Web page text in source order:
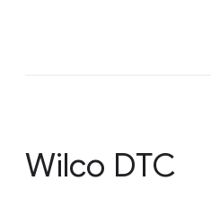
Wilco DTC